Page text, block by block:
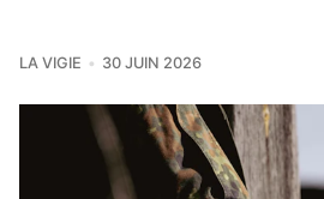
LA VIGIE 30 JUIN 2026